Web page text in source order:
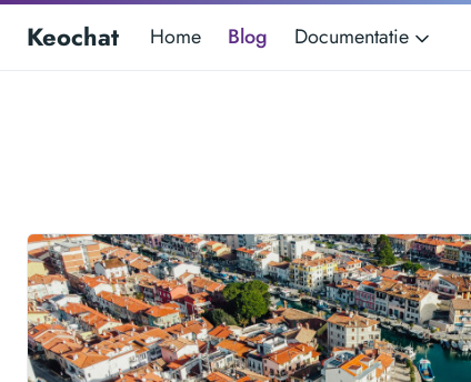
Keochat Home Blog Documentatie